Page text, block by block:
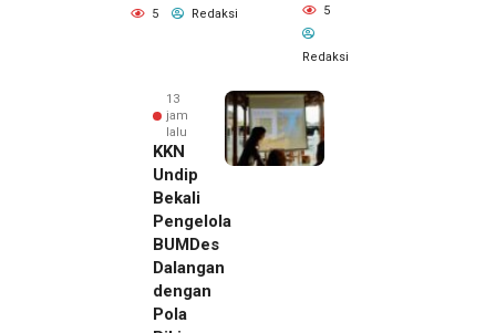
5 Redaksi 5
Redaksi
13
jam
lalu
KKN
Undip
Bekali
Pengelola
BUMDes
Dalangan
dengan
Pola